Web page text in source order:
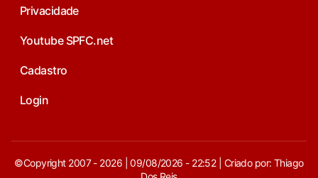
Privacidade
Youtube SPFC.net
Cadastro
Login
©Copyright 2007 - 2026 | 09/08/2026 - 22:52 | Criado por: Thiago